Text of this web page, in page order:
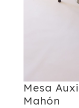
Mesa
Mahón